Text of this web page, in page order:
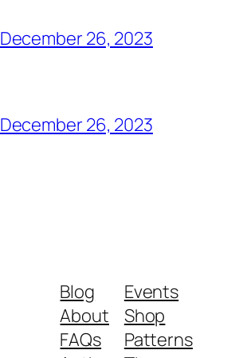
December 26, 2023
December 26, 2023
Blog
About
FAQs
Events
Shop
Patterns